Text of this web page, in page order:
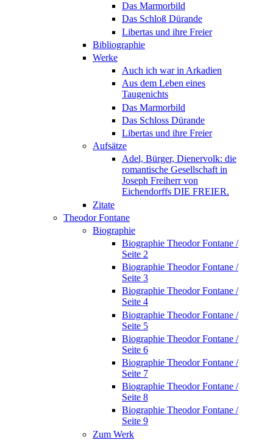
Das Marmorbild
Das Schloß Dürande
Libertas und ihre Freier
Bibliographie
Werke
Auch ich war in Arkadien
Aus dem Leben eines
Taugenichts
Das Marmorbild
Das Schloss Dürande
Libertas und ihre Freier
Aufsätze
Adel, Bürger, Dienervolk: die
romantische Gesellschaft in
Joseph Freiherr von
Eichendorffs DIE FREIER.
Zitate
Theodor Fontane
Biographie
Biographie Theodor Fontane /
Seite 2
Biographie Theodor Fontane /
Seite 3
Biographie Theodor Fontane /
Seite 4
Biographie Theodor Fontane /
Seite 5
Biographie Theodor Fontane /
Seite 6
Biographie Theodor Fontane /
Seite 7
Biographie Theodor Fontane /
Seite 8
Biographie Theodor Fontane /
Seite 9
Zum Werk